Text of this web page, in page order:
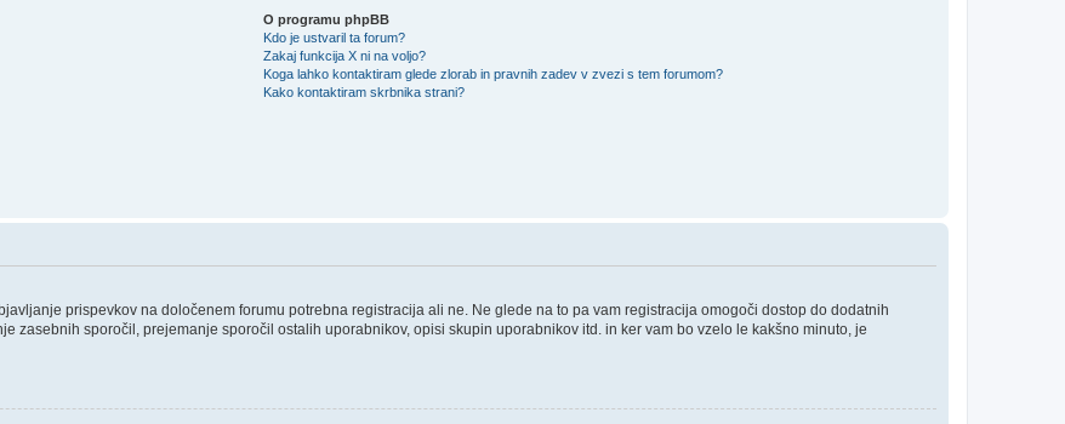
O programu phpBB
Kdo je ustvaril ta forum?
Zakaj funkcija X ni na voljo?
Koga lahko kontaktiram glede zlorab in pravnih zadev v zvezi s tem forumom?
Kako kontaktiram skrbnika strani?
prispevkov na določenem forumu potrebna registracija ali ne. Ne glede na to pa vam registracija omogoči dostop do dodatnih
zasebnih sporočil, prejemanje sporočil ostalih uporabnikov, opisi skupin uporabnikov itd. in ker vam bo vzelo le kakšno minuto, je